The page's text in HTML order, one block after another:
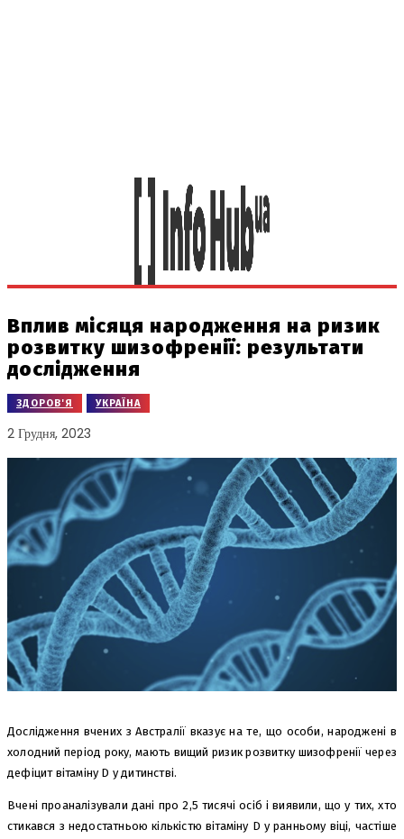
Вплив місяця народження на ризик
розвитку шизофренії: результати
дослідження
ЗДОРОВ'Я УКРАЇНА
2 Грудня, 2023
Дослідження вчених з Австралії вказує на те, що особи, народжені в
холодний період року, мають вищий ризик розвитку шизофренії через
дефіцит вітаміну D у дитинстві.
Вчені проаналізували дані про 2,5 тисячі осіб і виявили, що у тих, хто
стикався з недостатньою кількістю вітаміну D у ранньому віці, частіше